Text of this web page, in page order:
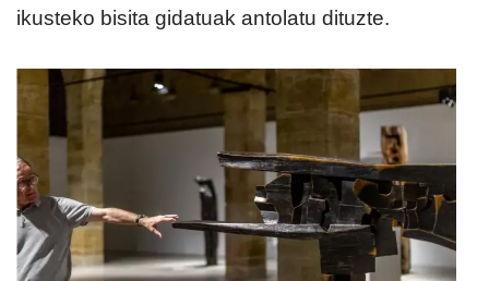
ikusteko bisita gidatuak antolatu dituzte.